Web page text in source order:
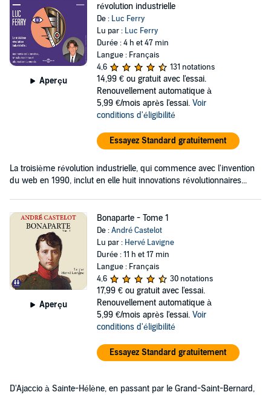
Aperçu
révolution industrielle
De : Luc Ferry
Lu par : Luc Ferry
Durée : 4 h et 47 min
Langue : Français
4,6
131 notations
14,99 € ou gratuit avec l'essai.
Renouvellement automatique à
5,99 €/mois après l'essai. Voir
conditions d'éligibilité
Essayez Standard gratuitement
La troisième révolution industrielle, qui commence avec l'invention
du web en 1990, inclut en elle huit innovations révolutionnaires...
Aperçu
Bonaparte - Tome 1
De :André Castelot
Lu par : Hervé Lavigne
Durée : 11 h et 17 min
Langue : Français
4,6
30 notations
17,99 € ou gratuit avec l'essai.
Renouvellement automatique à
5,99 €/mois après l'essai. Voir
conditions d'éligibilité
Essayez Standard gratuitement
D'Ajaccio à Sainte-Hélène, en passant par le Grand-Saint-Bernard,